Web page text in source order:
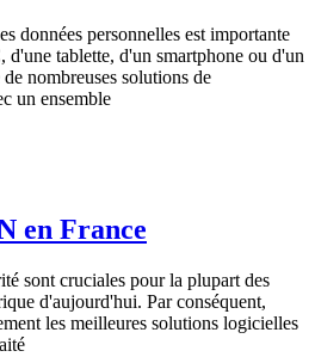
données personnelles est importante
tablette, d'un smartphone ou d'un
nombreuses solutions de
un ensemble
en France
sont cruciales pour la plupart des
d'aujourd'hui. Par conséquent,
les meilleures solutions logicielles